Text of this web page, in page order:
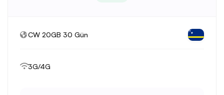
CW 20GB 30 Gün
3G/4G